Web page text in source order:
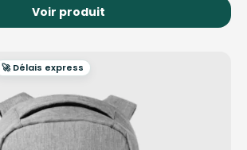
Voir produit
🚀 Délais express